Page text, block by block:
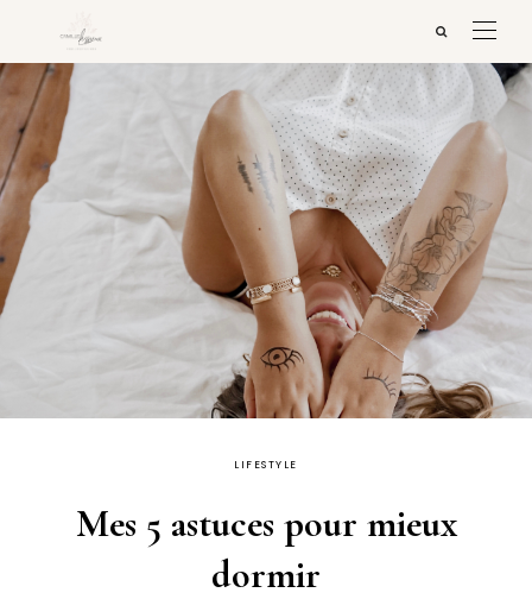
LIFESTYLE
Mes 5 astuces pour mieux
dormir